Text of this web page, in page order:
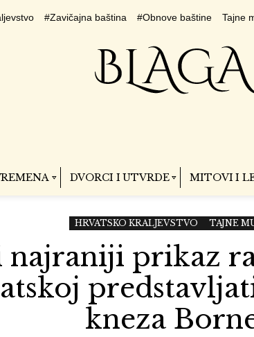
#Zavičajna baština #Obnove baštine Tajne
DVORCI I UTVRDE MITOVI I
HRVATSKO KRALJEVSTVO TAJNE
najraniji prikaz
kneza